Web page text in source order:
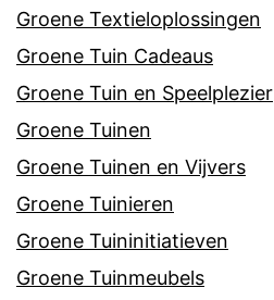
Groene Textieloplossingen
Groene Tuin Cadeaus
Groene Tuin en Speelplezier
Groene Tuinen
Groene Tuinen en Vijvers
Groene Tuinieren
Groene Tuininitiatieven
Groene Tuinmeubels